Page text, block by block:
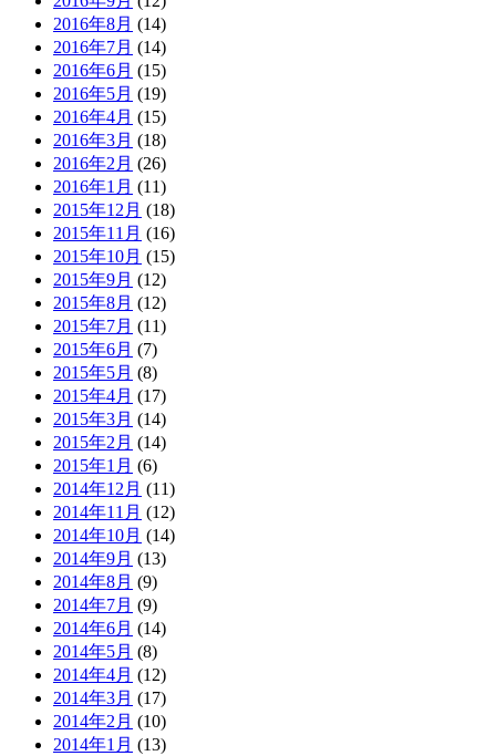
2016年8月 (14)
2016年7月 (14)
2016年6月 (15)
2016年5月 (19)
2016年4月 (15)
2016年3月 (18)
2016年2月 (26)
2016年1月 (11)
2015年12月 (18)
2015年11月 (16)
2015年10月 (15)
2015年9月 (12)
2015年8月 (12)
2015年7月 (11)
2015年6月 (7)
2015年5月 (8)
2015年4月 (17)
2015年3月 (14)
2015年2月 (14)
2015年1月 (6)
2014年12月 (11)
2014年11月 (12)
2014年10月 (14)
2014年9月 (13)
2014年8月 (9)
2014年7月 (9)
2014年6月 (14)
2014年5月 (8)
2014年4月 (12)
2014年3月 (17)
2014年2月 (10)
2014年1月 (13)